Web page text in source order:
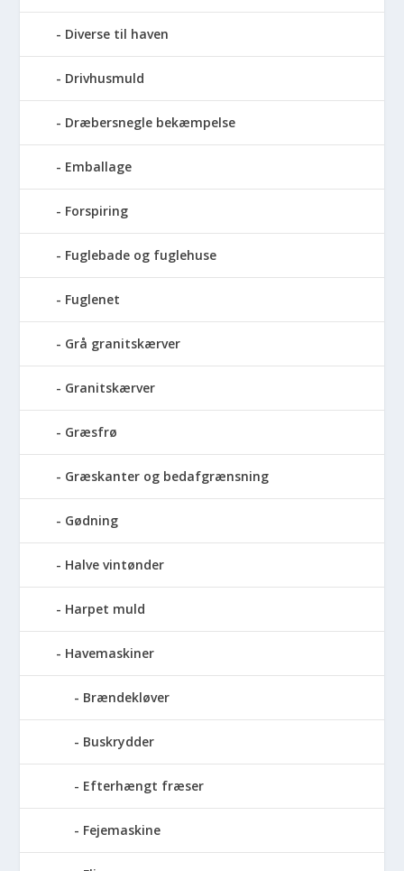
Diverse til haven
Drivhusmuld
Dræbersnegle bekæmpelse
Emballage
Forspiring
Fuglebade og fuglehuse
Fuglenet
Grå granitskærver
Granitskærver
Græsfrø
Græskanter og bedafgrænsning
Gødning
Halve vintønder
Harpet muld
Havemaskiner
Brændekløver
Buskrydder
Efterhængt fræser
Fejemaskine